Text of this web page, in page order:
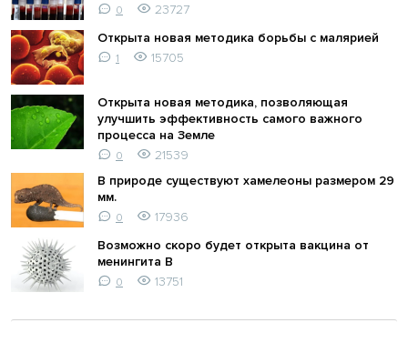
0
23727
Открыта новая методика борьбы с малярией
1 15705
Открыта новая методика, позволяющая
улучшить эффективность самого важного
процесса на Земле
0
21539
В природе существуют хамелеоны размером 29
мм.
0
17936
Возможно скоро будет открыта вакцина от
менингита В
0 13751